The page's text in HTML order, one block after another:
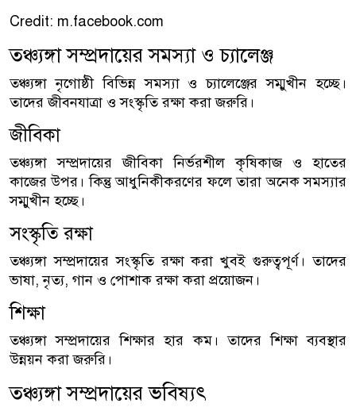
Credit: m.facebook.com
তঞ্চ্যঙ্গা সম্প্রদায়ের সমস্যা ও চ্যালেঞ্জ
তঞ্চ্যঙ্গা নৃগোষ্ঠী বিভিন্ন সমস্যা ও চ্যালেঞ্জের সম্মুখীন হচ্ছে।
তাদের জীবনযাত্রা ও সংস্কৃতি রক্ষা করা জরুরি।
জীবিকা
তঞ্চ্যঙ্গা সম্প্রদায়ের জীবিকা নির্ভরশীল কৃষিকাজ ও হাতের
কাজের উপর। কিন্তু আধুনিকীকরণের ফলে তারা অনেক সমস্যার
সম্মুখীন হচ্ছে।
সংস্কৃতি রক্ষা
তঞ্চ্যঙ্গা সম্প্রদায়ের সংস্কৃতি রক্ষা করা খুবই গুরুত্বপূর্ণ। তাদের
ভাষা, নৃত্য, গান ও পোশাক রক্ষা করা প্রয়োজন।
শিক্ষা
তঞ্চ্যঙ্গা সম্প্রদায়ের শিক্ষার হার কম। তাদের শিক্ষা ব্যবস্থার
উন্নয়ন করা জরুরি।
তঞ্চ্যঙ্গা সম্প্রদায়ের ভবিষ্যৎ